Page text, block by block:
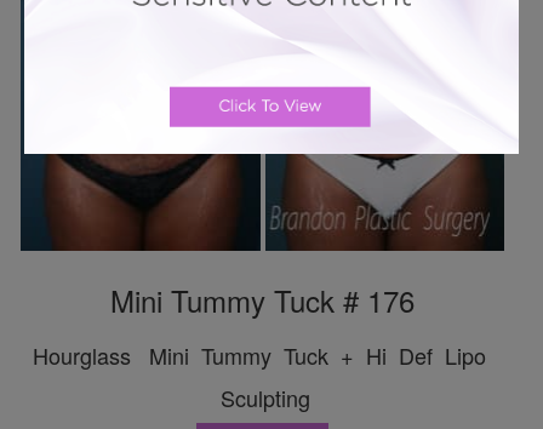
Mini Tummy Tuck # 176
Hourglass Mini Tummy Tuck + Hi Def Lipo
Sculpting